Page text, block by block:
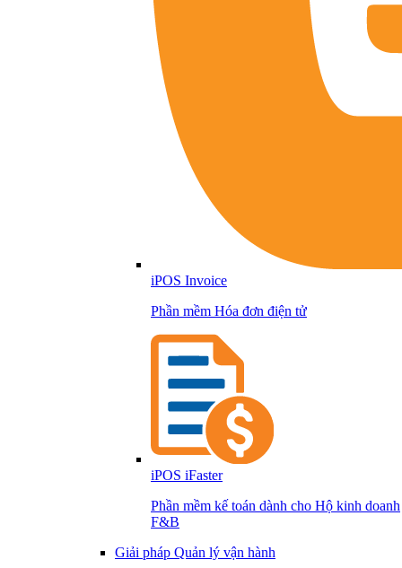
iPOS Invoice
Phần mềm Hóa đơn điện tử
iPOS iFaster
Phần mềm kế toán dành cho Hộ kinh doanh
F&B
Giải pháp Quản lý vận hành